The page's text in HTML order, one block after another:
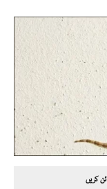
کریں